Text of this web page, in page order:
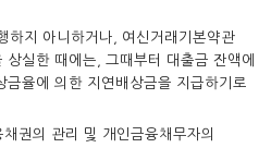
지 아니하거나, 여신거래기본약관
실한 때에는, 그때부터 대출금 잔액에
금율에 의한 지연배상금을 지급하기로
권의 관리 및 개인금융채무자의